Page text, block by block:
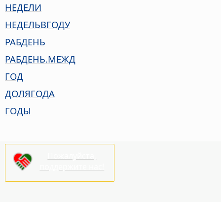
НЕДЕЛИ
НЕДЕЛЬВГОДУ
РАБДЕНЬ
РАБДЕНЬ.МЕЖД
ГОД
ДОЛЯГОДА
ГОДЫ